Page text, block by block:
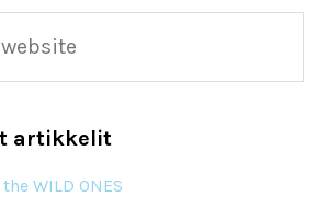
artikkelit
WILD ONES